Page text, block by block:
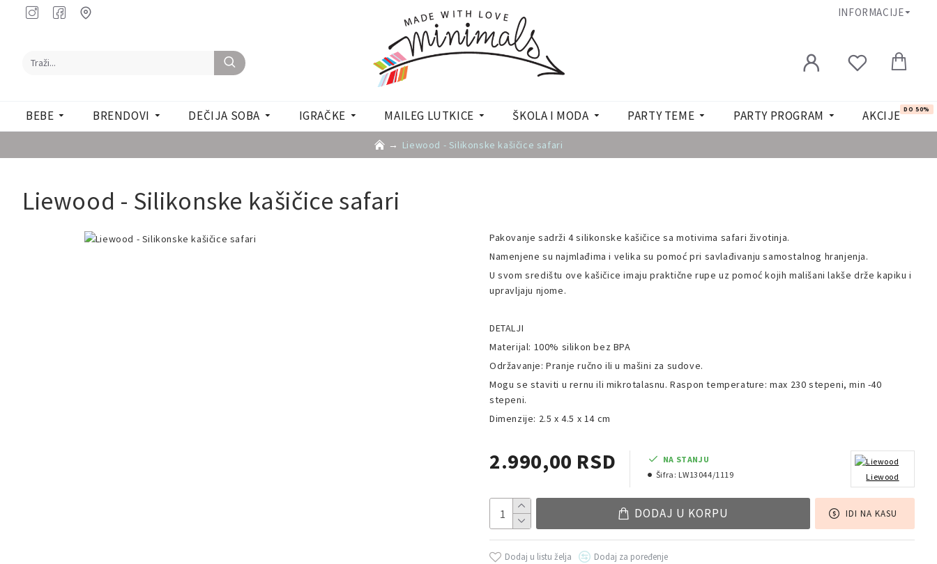
INFORMACIJE
BEBE BRENDOVI DEČIJA SOBA IGRAČKE MAILEG LUTKICE ŠKOLA I MODA PARTY TEME PARTY PROGRAM AKCIJE DO 50%
Liewood - Silikonske kašičice safari
Liewood - Silikonske kašičice safari
Pakovanje sadrži 4 silikonske kašičice sa motivima safari životinja.
Namenjene su najmlađima i velika su pomoć pri savlađivanju samostalnog hranjenja.
U svom središtu ove kašičice imaju praktične rupe uz pomoć kojih mališani lakše drže kapiku i
upravljaju njome.
DETALJI
Materijal: 100% silikon bez BPA
Održavanje: Pranje ručno ili u mašini za sudove.
Mogu se staviti u rernu ili mikrotalasnu. Raspon temperature: max 230 stepeni, min -40
stepeni.
Dimenzije: 2.5 x 4.5 x 14 cm
2.990,00 RSD
NA STANJU
Šifra: LW13044/1119 Liewood
DODAJ U KORPU IDI NA KASU
Dodaj u listu želja Dodaj za poređenje